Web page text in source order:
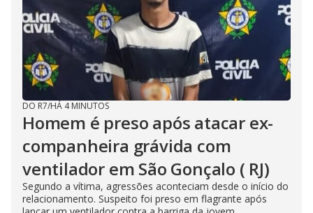
DO R7/HÁ 4 MINUTOS
Homem é preso após atacar ex-
companheira grávida com
ventilador em São Gonçalo ( RJ)
Segundo a vítima, agressões aconteciam desde o início do
relacionamento. Suspeito foi preso em flagrante após